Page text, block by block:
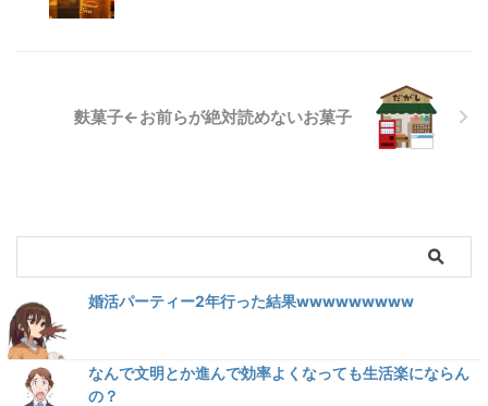
麩菓子←お前らが絶対読めないお菓子
婚活パーティー2年行った結果wwwwwwwww
なんで文明とか進んで効率よくなっても生活楽にならん
の？